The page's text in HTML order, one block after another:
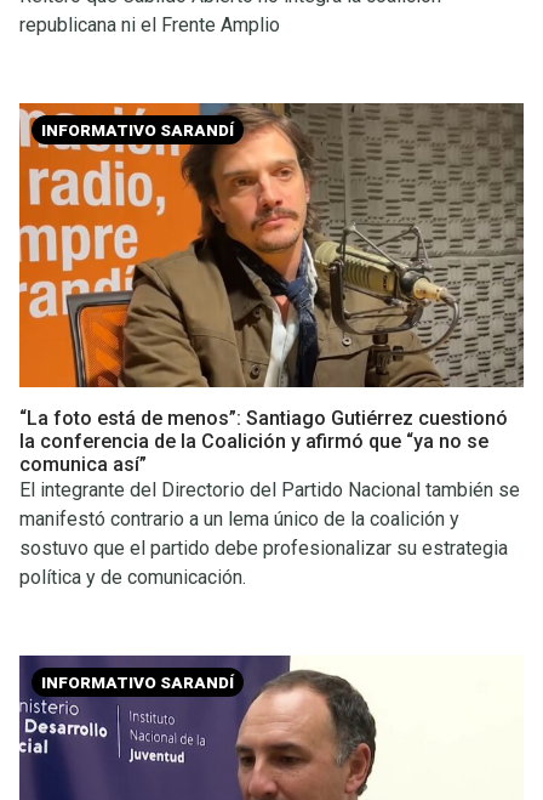
republicana ni el Frente Amplio
INFORMATIVO SARANDÍ
“La foto está de menos”: Santiago Gutiérrez cuestionó
la conferencia de la Coalición y afirmó que “ya no se
comunica así”
El integrante del Directorio del Partido Nacional también se
manifestó contrario a un lema único de la coalición y
sostuvo que el partido debe profesionalizar su estrategia
política y de comunicación.
INFORMATIVO SARANDÍ